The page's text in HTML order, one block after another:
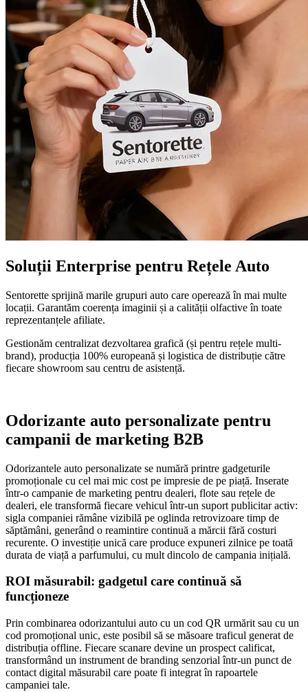
Soluții Enterprise pentru Rețele Auto
Sentorette sprijină marile grupuri auto care operează în mai multe
locații. Garantăm coerența imaginii și a calității olfactive în toate
reprezentanțele afiliate.
Gestionăm centralizat dezvoltarea grafică (și pentru rețele multi-
brand), producția 100% europeană și logistica de distribuție către
fiecare showroom sau centru de asistență.
Odorizante auto personalizate pentru
campanii de marketing B2B
Odorizantele auto personalizate se numără printre gadgeturile
promoționale cu cel mai mic cost pe impresie de pe piață. Inserate
într-o campanie de marketing pentru dealeri, flote sau rețele de
dealeri, ele transformă fiecare vehicul într-un suport publicitar activ:
sigla companiei rămâne vizibilă pe oglinda retrovizoare timp de
săptămâni, generând o reamintire continuă a mărcii fără costuri
recurente. O investiție unică care produce expuneri zilnice pe toată
durata de viață a parfumului, cu mult dincolo de campania inițială.
ROI măsurabil: gadgetul care continuă să
funcționeze
Prin combinarea odorizantului auto cu un cod QR urmărit sau cu un
cod promoțional unic, este posibil să se măsoare traficul generat de
distribuția offline. Fiecare scanare devine un prospect calificat,
transformând un instrument de branding senzorial într-un punct de
contact digital măsurabil care poate fi integrat în rapoartele
campaniei tale.